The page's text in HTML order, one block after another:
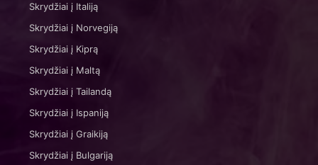
Skrydžiai į Italiją
Skrydžiai į Norvegiją
Skrydžiai į Kiprą
Skrydžiai į Maltą
Skrydžiai į Tailandą
Skrydžiai į Ispaniją
Skrydžiai į Graikiją
Skrydžiai į Bulgariją